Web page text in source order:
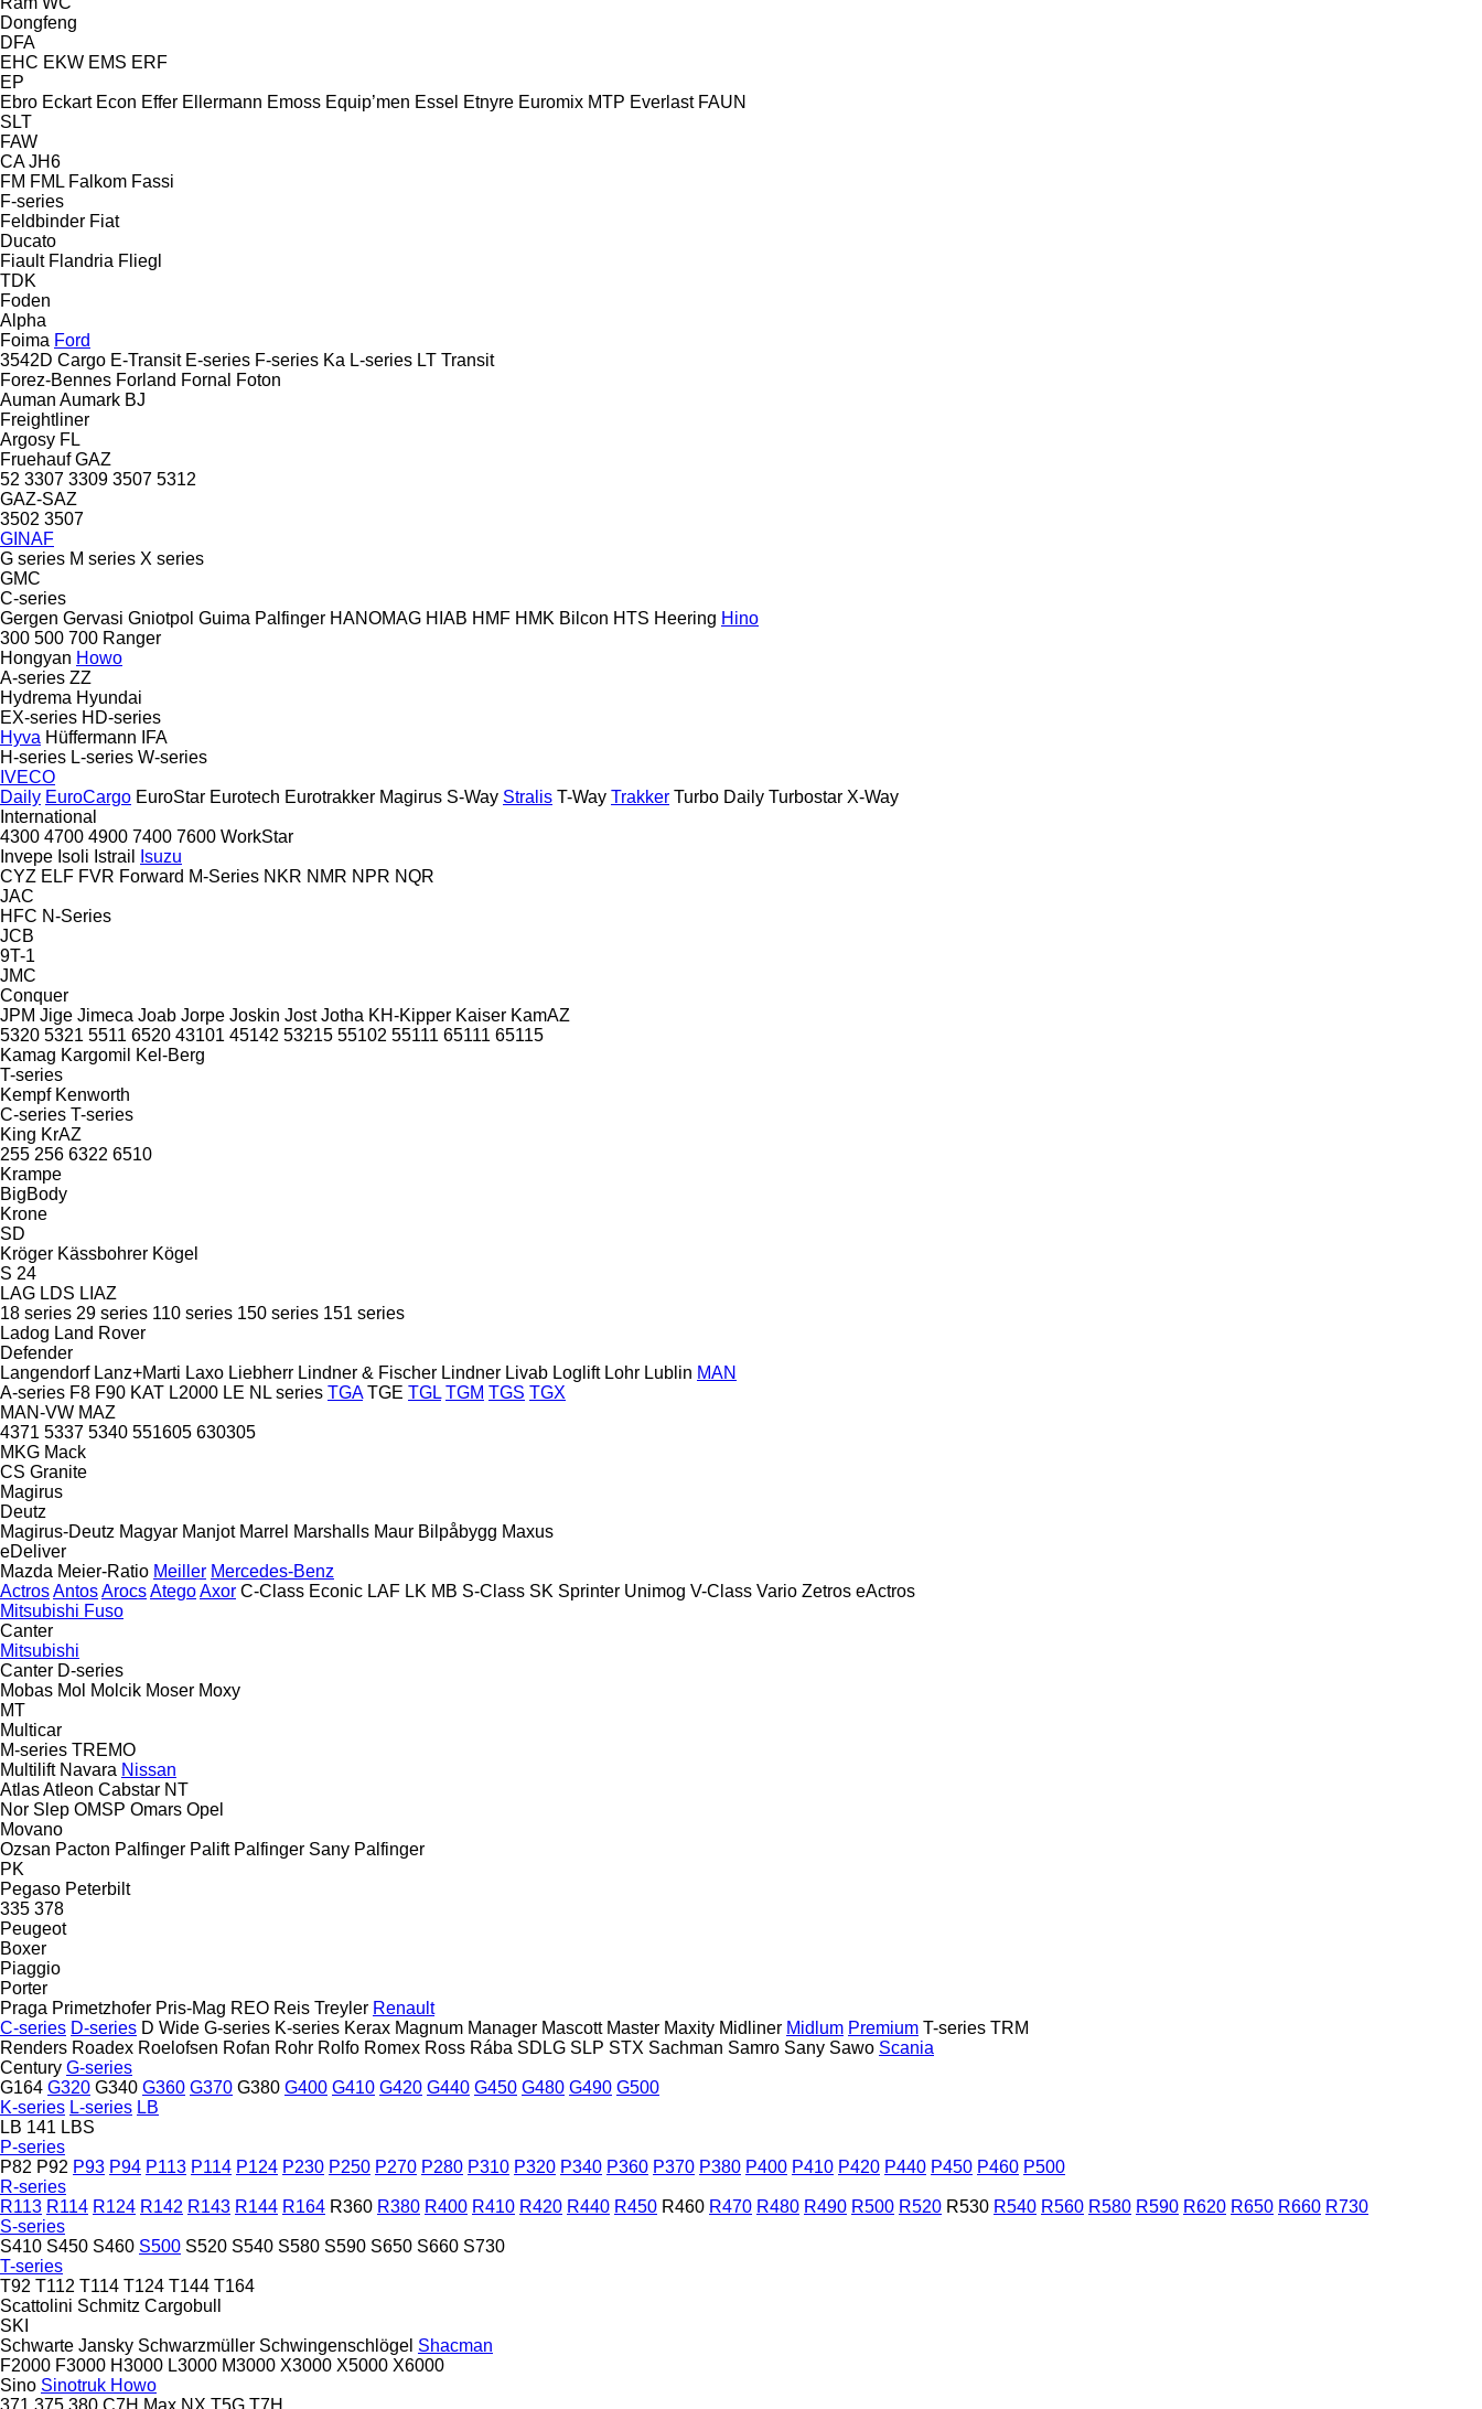
Dongfeng
DFA
EHC EKW EMS ERF
EP
Ebro Eckart Econ Effer Ellermann Emoss Equip’men Essel Etnyre Euromix MTP Everlast FAUN
SLT
FAW
CA JH6
FM FML Falkom Fassi
F-series
Feldbinder Fiat
Ducato
Fiault Flandria Fliegl
TDK
Foden
Alpha
Foima Ford
3542D Cargo E-Transit E-series F-series Ka L-series LT Transit
Forez-Bennes Forland Fornal
Foton
Auman Aumark BJ
Freightliner
Argosy FL
Fruehauf GAZ
52 3307 3309 3507 5312
GAZ-SAZ
3502 3507
GINAF
G series M series X series
GMC
C-series
Gergen Gervasi Gniotpol Guima Palfinger HANOMAG HIAB HMF HMK Bilcon HTS Heering Hino
300 500 700 Ranger
Hongyan Howo
A-series ZZ
Hydrema Hyundai
EX-series HD-series
Hyva Hüffermann
IFA
H-series L-series W-series
IVECO
Daily EuroCargo EuroStar Eurotech Eurotrakker Magirus S-Way Stralis T-Way Trakker Turbo Daily Turbostar X-Way
International
4300 4700 4900 7400 7600 WorkStar
Invepe Isoli Istrail
Isuzu
CYZ ELF FVR Forward M-Series NKR NMR NPR NQR
JAC
HFC N-Series
JCB
9T-1
JMC
Conquer
JPM Jige Jimeca Joab Jorpe Joskin Jost Jotha KH-Kipper Kaiser KamAZ
5320 5321 5511 6520 43101 45142 53215 55102 55111 65111 65115
Kamag Kargomil
Kel-Berg
T-series
Kempf Kenworth
C-series T-series
King KrAZ
255 256 6322 6510
Krampe
BigBody
Krone
SD
Kröger Kässbohrer Kögel
S 24
LAG LDS LIAZ
18 series 29 series 110 series 150 series 151 series
Ladog Land Rover
Defender
Langendorf Lanz+Marti Laxo Liebherr Lindner & Fischer Lindner Livab Loglift Lohr Lublin MAN
A-series F8 F90 KAT L2000 LE NL series TGA TGE TGL TGM TGS TGX
MAN-VW MAZ
4371 5337 5340 551605 630305
MKG Mack
CS Granite
Magirus
Deutz
Magirus-Deutz Magyar Manjot Marrel Marshalls Maur Bilpåbygg Maxus
eDeliver
Mazda Meier-Ratio Meiller Mercedes-Benz
ActrosAntosArocsAtegoAxor C-Class Econic LAF LK MB S-Class SK Sprinter Unimog V-Class Vario Zetros eActros
Mitsubishi Fuso
Canter
Mitsubishi
Canter D-series
Mobas Mol Molcik Moser Moxy
MT
Multicar
M-series TREMO
Multilift Navara Nissan
AtlasAtleon Cabstar NT
Nor Slep OMSP Omars Opel
Movano
Ozsan Pacton Palfinger Palift Palfinger Sany Palfinger
PK
Pegaso Peterbilt
335 378
Peugeot
Boxer
Piaggio
Porter
Praga Primetzhofer Pris-Mag REO Reis Treyler Renault
C-series D-series D Wide G-series K-series Kerax Magnum Manager Mascott Master Maxity Midliner Midlum Premium T-series TRM
Renders Roadex Roelofsen Rofan Rohr Rolfo Romex Ross Rába SDLG SLP STX Sachman Samro Sany Sawo Scania
Century G-series
G164 G320 G340 G360 G370 G380 G400 G410 G420 G440 G450 G480 G490 G500
K-series L-series LB
LB 141 LBS
P-series
P82 P92 P93 P94 P113 P114 P124 P230 P250 P270 P280 P310 P320 P340 P360 P370 P380 P400 P410 P420 P440 P450 P460 P500
R-series
R113 R114 R124 R142 R143 R144 R164 R360 R380 R400 R410 R420 R440 R450 R460 R470 R480 R490 R500 R520 R530 R540 R560 R580 R590 R620 R650 R660 R730
S-series
S410 S450 S460 S500 S520 S540 S580 S590 S650 S660 S730
T-series
T92 T112 T114 T124 T144 T164
Scattolini Schmitz Cargobull
SKI
Schwarte Jansky Schwarzmüller Schwingenschlögel Shacman
F2000 F3000 H3000 L3000 M3000 X3000 X5000 X6000
Sino Sinotruk Howo
371 375 380 C7H Max NX T5G T7H